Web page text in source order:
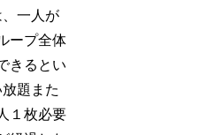
一人が
ープ全体
きるとい
題また
１枚必要